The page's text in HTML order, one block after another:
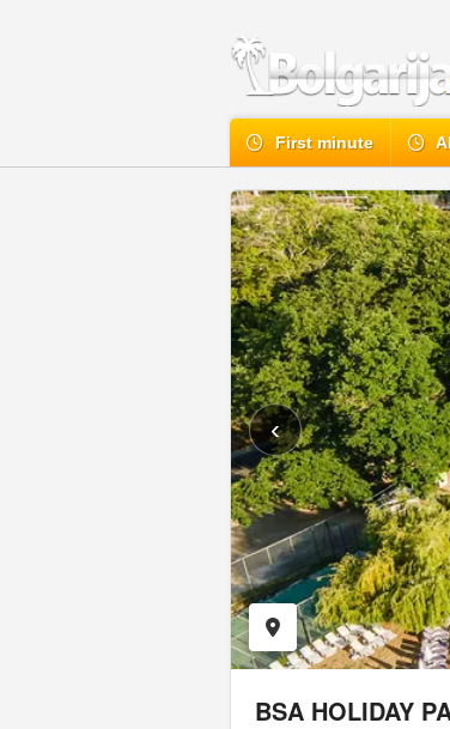
First minute
‹
BSA HOLIDAY